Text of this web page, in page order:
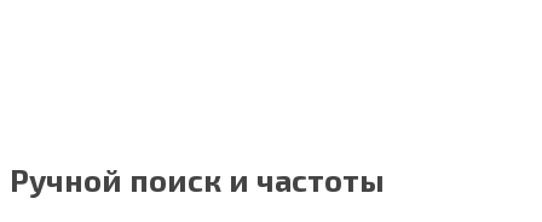
Ручной поиск и частоты